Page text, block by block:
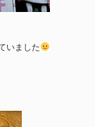
いました